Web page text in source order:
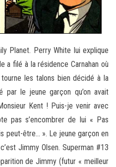
Planet. Perry White lui explique
a filé à la résidence Carnahan où
les talons bien décidé à la
le jeune garçon qu’on avait
Kent ! Puis-je venir avec
pas s’encombrer de lui « Pas
peut-être… ». Le jeune garçon en
Jimmy Olsen. Superman #13
de Jimmy (futur « meilleur